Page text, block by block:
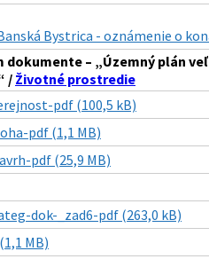
Bystrica - oznámenie o
– „Územný plán
/ Životné prostredie
pdf (100,5 kB)
pdf (1,1 MB)
pdf (25,9 MB)
dok-_zad6-pdf (263,0 kB)
MB)